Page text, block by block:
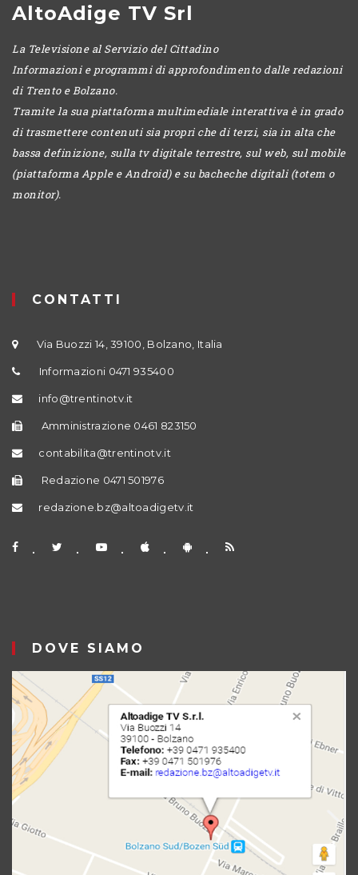
AltoAdige TV Srl
La Televisione al Servizio del Cittadino
Informazioni e programmi di approfondimento dalle redazioni
di Trento e Bolzano.
Tramite la sua piattaforma multimediale interattiva è in grado
di trasmettere contenuti sia propri che di terzi, sia in alta che
bassa definizione, sulla tv digitale terrestre, sul web, sul mobile
(piattaforma Apple e Android) e su bacheche digitali (totem o
monitor).
CONTATTI
Via Buozzi 14, 39100, Bolzano, Italia
Informazioni 0471 935400
info@trentinotv.it
Amministrazione 0461 823150
contabilita@trentinotv.it
Redazione 0471 501976
redazione.bz@altoadigetv.it
DOVE SIAMO